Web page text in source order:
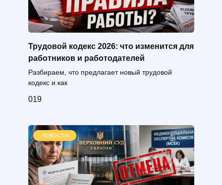
Трудовой кодекс 2026: что изменится для
работников и работодателей
Разбираем, что предлагает новый трудовой
кодекс и как
019
НОВОСТИ